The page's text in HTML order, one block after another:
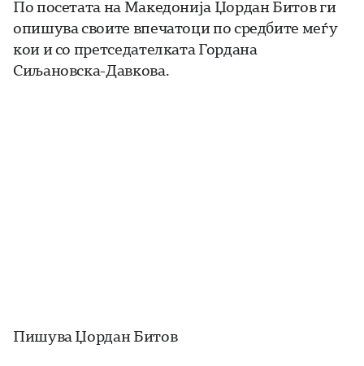
По посетата на Македонија Џордан Битов ги
опишува своите впечатоци по средбите меѓу
кои и со претседателката Гордана
Сиљановска-Давкова.
Пишува Џордан Битов